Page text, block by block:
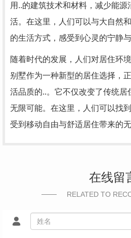
用..的建筑技术和材料，减少能源
活。在这里，人们可以与大自然
的生活方式，感受到心灵的宁静与
随着时代的发展，人们对居住环
别墅作为一种新型的居住选择，
活品质的..。它不仅改变了传统居
无限可能。在这里，人们可以找
受到移动自由与舒适居住带来的无
在线留
RELATED TO